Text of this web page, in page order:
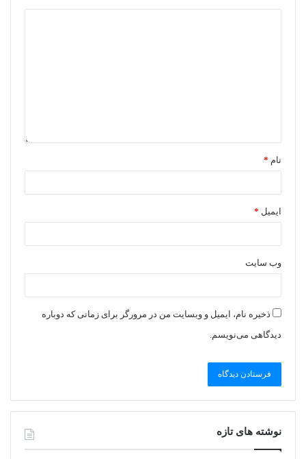
نام *
ایمیل *
وب‌ سایت
ذخیره نام، ایمیل و وبسایت من در مرورگر برای زمانی که دوباره
دیدگاهی می‌نویسم.
نوشته های تازه